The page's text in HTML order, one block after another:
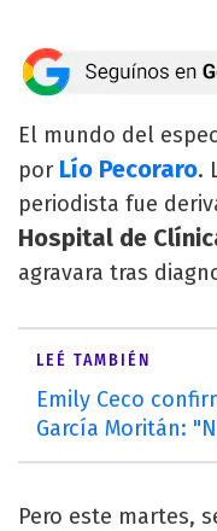
El mundo del
por Lío Pecoraro.
periodista fue
Hospital de
agravara tras
LEÉ TAMBIÉN
Emily Ceco
García Moritán:
Pero este martes,